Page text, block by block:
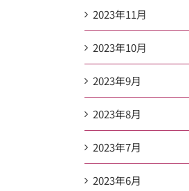
2023年11月
2023年10月
2023年9月
2023年8月
2023年7月
2023年6月